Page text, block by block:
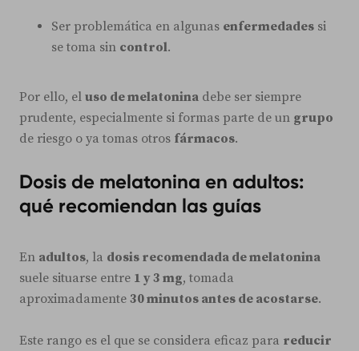
Ser problemática en algunas enfermedades si
se toma sin control.
Por ello, el uso de melatonina debe ser siempre
prudente, especialmente si formas parte de un grupo
de riesgo o ya tomas otros fármacos.
Dosis de melatonina en adultos:
qué recomiendan las guías
En adultos, la dosis recomendada de melatonina
suele situarse entre 1 y 3 mg, tomada
aproximadamente 30 minutos antes de acostarse.
Este rango es el que se considera eficaz para reducir